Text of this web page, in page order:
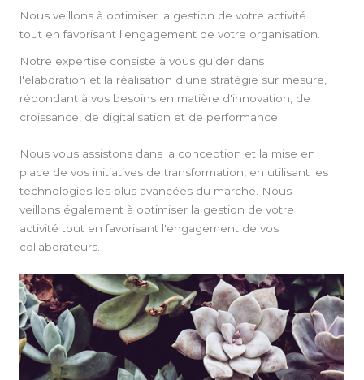
Nous veillons à optimiser la gestion de votre activité
tout en favorisant l'engagement de votre organisation.
Notre expertise consiste à vous guider dans
l'élaboration et la réalisation d'une stratégie sur mesure,
répondant à vos besoins en matière d'innovation, de
croissance, de digitalisation et de performance.
Nous vous assistons dans la conception et la mise en
place de vos initiatives de transformation, en utilisant les
technologies les plus avancées du marché. Nous
veillons également à optimiser la gestion de votre
activité tout en favorisant l'engagement de vos
collaborateurs.